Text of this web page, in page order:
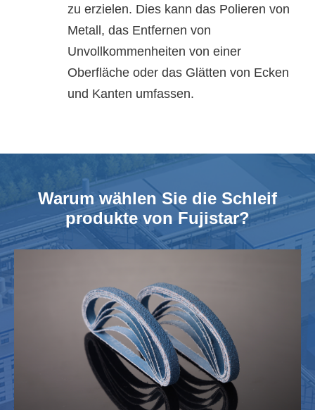
zu erzielen. Dies kann das Polieren von
Metall, das Entfernen von
Unvollkommenheiten von einer
Oberfläche oder das Glätten von Ecken
und Kanten umfassen.
Warum wählen Sie die Schleif
produkte von Fujistar?